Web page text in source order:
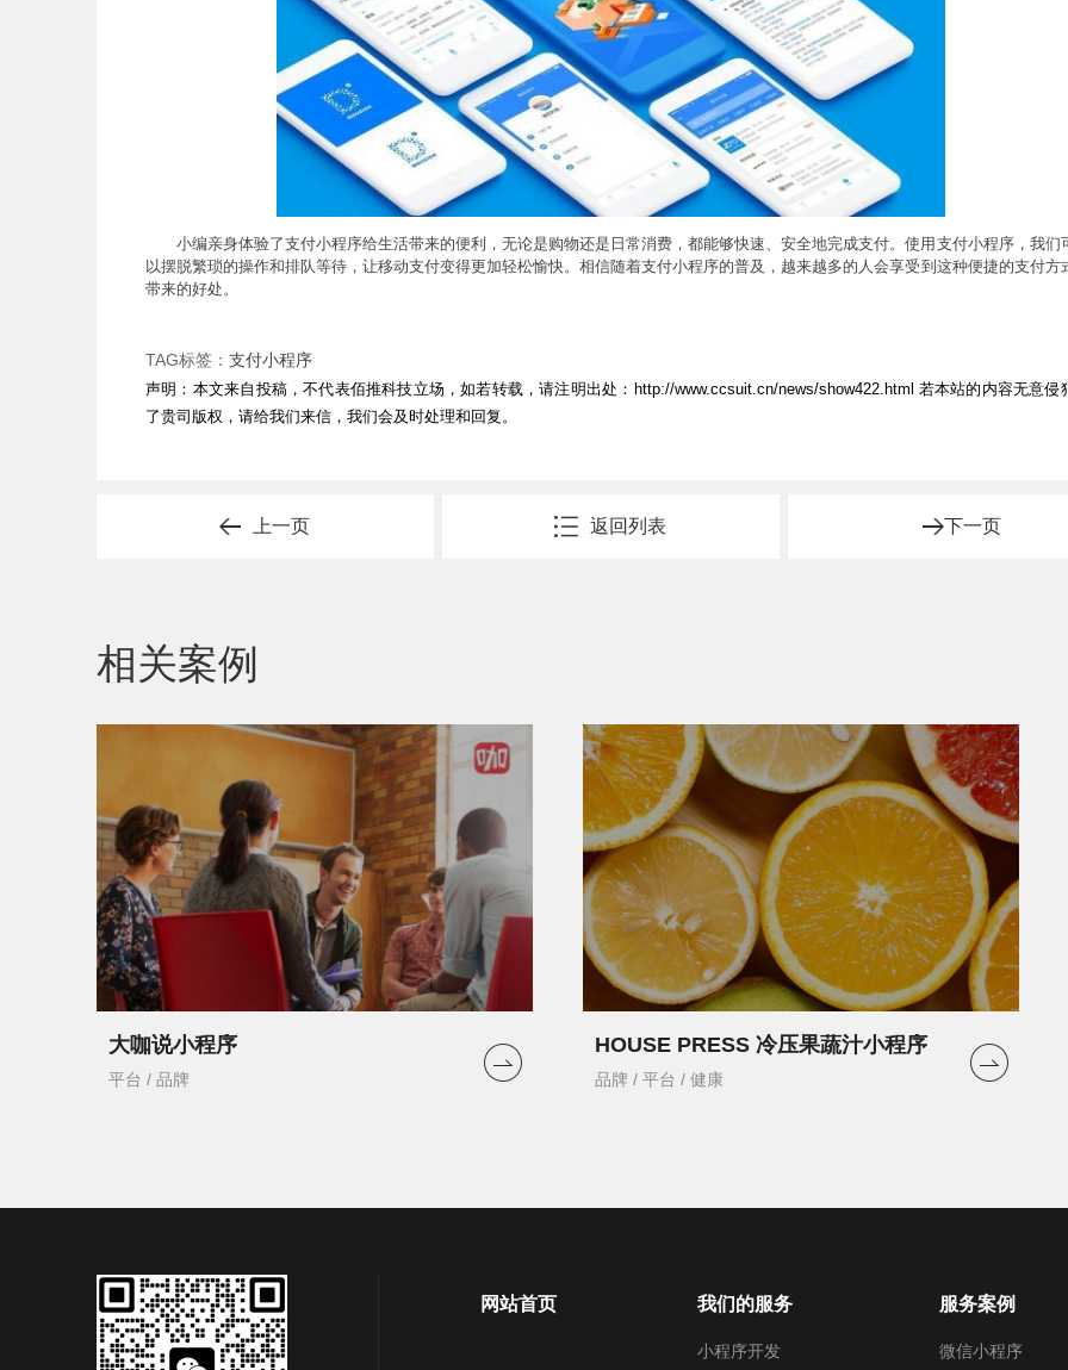
小编亲身体验了支付小程序给生活带来的便利，无论是购物还是日常消费，都能够快速、安全地完成支付。使用支付小程序，我们
以摆脱繁琐的操作和排队等待，让移动支付变得更加轻松愉快。相信随着支付小程序的普及，越来越多的人会享受到这种便捷的支付方
带来的好处。
TAG标签：支付小程序
声明：本文来自投稿，不代表佰推科技立场，如若转载，请注明出处： http://www.ccsuit.cn/news/show422.html 若本站的内容无意侵
了贵司版权，请给我们来信，我们会及时处理和回复。
上一页 下一页
返回列表
相关案例
大咖说小程序
平台 / 品牌
HOUSE PRESS 冷压果蔬汁小程序
品牌 / 平台 / 健康
网站首页 我们的服务
小程序开发
服务案例
微信小程序